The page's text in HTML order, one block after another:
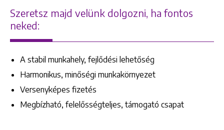
Szeretsz majd velünk dolgozni, ha fontos
neked:
A stabil munkahely, fejlődési lehetőség
Harmonikus, minőségi munkakörnyezet
Versenyképes fizetés
Megbízható, felelősségteljes, támogató csapat